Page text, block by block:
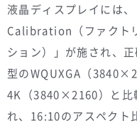
液晶ディスプレイには
Calibration（ファクト
ション）」が施され、
型のWQUXGA（
4K（3840×2160）と比
れ、16:10のアスペクト